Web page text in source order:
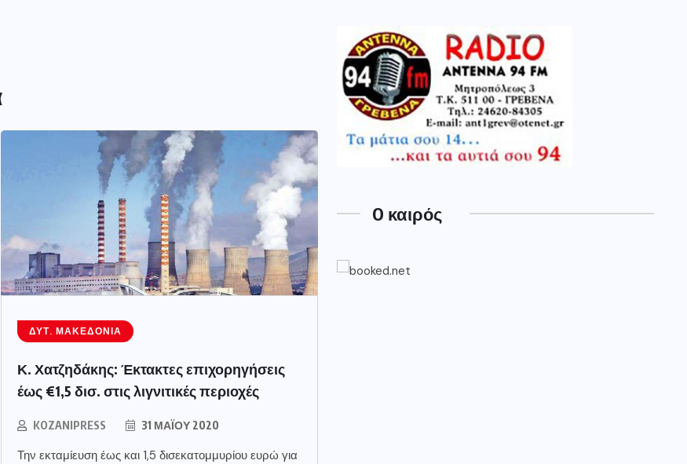
ΔΥΤ. ΜΑΚΕΔΟΝΊΑ
Κ. Χατζηδάκης: Έκτακτες επιχορηγήσεις
έως €1,5 δισ. στις λιγνιτικές περιοχές
KOZANIPRESS 31 ΜΑΪ́ΟΥ 2020
Την εκταμίευση έως και 1,5 δισεκατομμυρίου ευρώ για
O καιρός